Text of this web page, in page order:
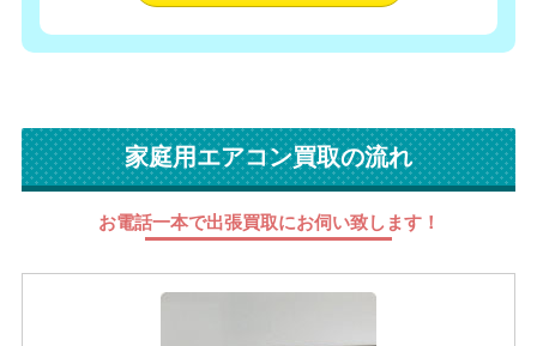
家庭用エアコン買取の流れ
お電話一本で出張買取にお伺い致します！